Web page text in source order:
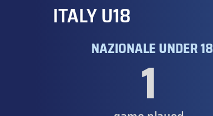
ITALY U18
NAZIONALE UNDER
1